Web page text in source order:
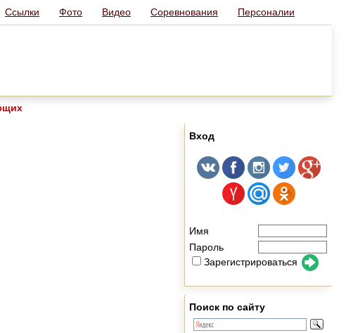
Ссылки Фото Видео Соревнования Персоналии
Вход
Имя
Пароль
Зарегистрироваться
Поиск по сайту